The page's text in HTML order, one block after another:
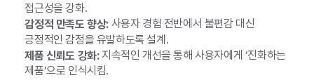
접근성을 강화.
감정적 만족도 향상:사용자 경험 전반에서 불편감 대신
긍정적인 감정을 유발하도록 설계.
제품 신뢰도 강화:지속적인 개선을 통해 사용자에게 ‘진화하는
제품’으로 인식시킴.